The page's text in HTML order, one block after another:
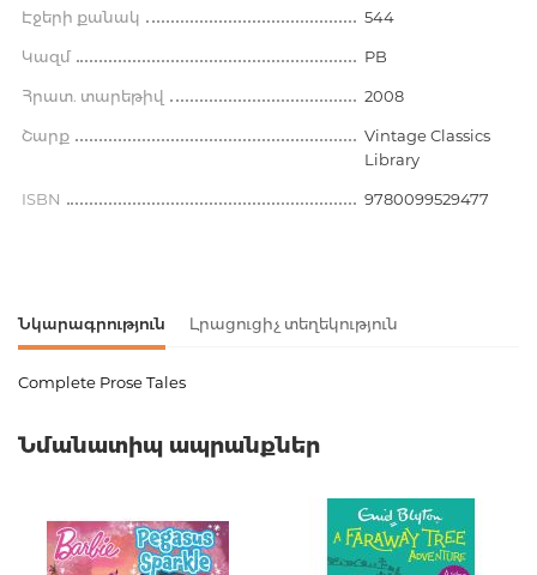
Էջերի քանակ 544
Կազմ PB
Հրատ. տարեթիվ 2008
Շարք
Vintage Classics
Library
ISBN 9780099529477
Նկարագրություն Լրացուցիչ տեղեկություն
Complete Prose Tales
Քաշ
Նորույթ ոչ
Էջերի քանակ 544
Նմանատիպ ապրանքներ